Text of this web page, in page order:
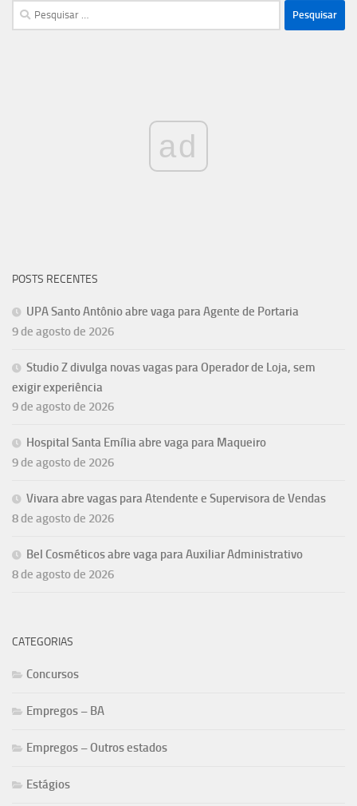
Pesquisar
por:
ad
POSTS RECENTES
UPA Santo Antônio abre vaga para Agente de Portaria
9 de agosto de 2026
Studio Z divulga novas vagas para Operador de Loja, sem
exigir experiência
9 de agosto de 2026
Hospital Santa Emília abre vaga para Maqueiro
9 de agosto de 2026
Vivara abre vagas para Atendente e Supervisora de Vendas
8 de agosto de 2026
Bel Cosméticos abre vaga para Auxiliar Administrativo
8 de agosto de 2026
CATEGORIAS
Concursos
Empregos – BA
Empregos – Outros estados
Estágios